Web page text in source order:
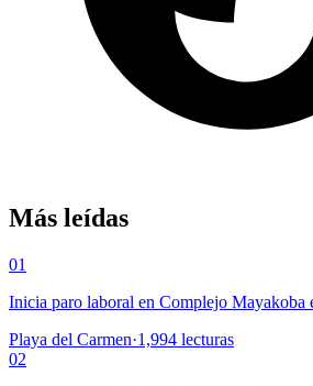
Más leídas
01
Inicia paro laboral en Complejo Mayakoba
Playa del Carmen·1,994 lecturas
02